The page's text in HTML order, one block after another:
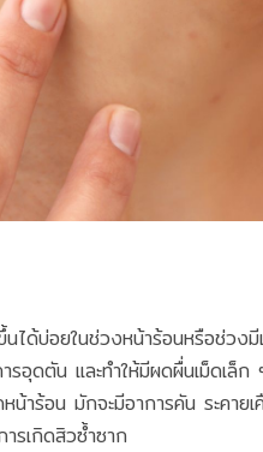
ได้บ่อยในช่วงหน้าร้อนหรือช่วง
รอุดตัน และทำให้มีผดผื่นเม็ดเ
ร้อน มักจะมีอาการคัน ระคายเ
รเกิดสิวซ้ำซาก